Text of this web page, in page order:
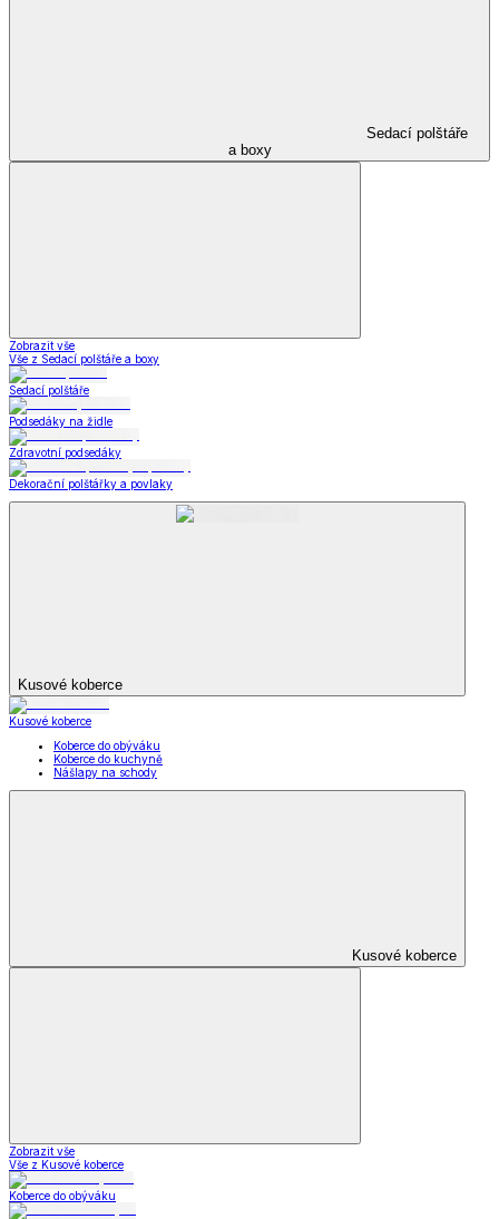
Sedací polštáře
a boxy
Zobrazit vše
Vše z Sedací polštáře a boxy
Sedací polštáře
Podsedáky na židle
Zdravotní podsedáky
Dekorační polštářky a povlaky
Kusové koberce
Kusové koberce
Koberce do obýváku
Koberce do kuchyně
Nášlapy na schody
Kusové koberce
Zobrazit vše
Vše z Kusové koberce
Koberce do obýváku